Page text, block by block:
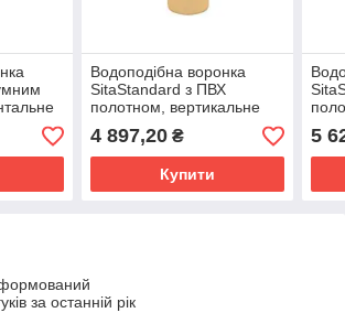
Водоподібна воронка
SitaStandard з ПВХ
полотном, вертикальне
під'єднання DN70 мм, без
електрообогрівання
4 897,20₴
Купити
5
за останній рік